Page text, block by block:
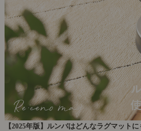
【2025年版】ルンバはどんなラグマット